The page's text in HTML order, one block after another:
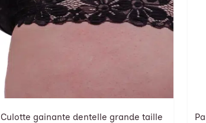
Culotte gainante dentelle grande taille